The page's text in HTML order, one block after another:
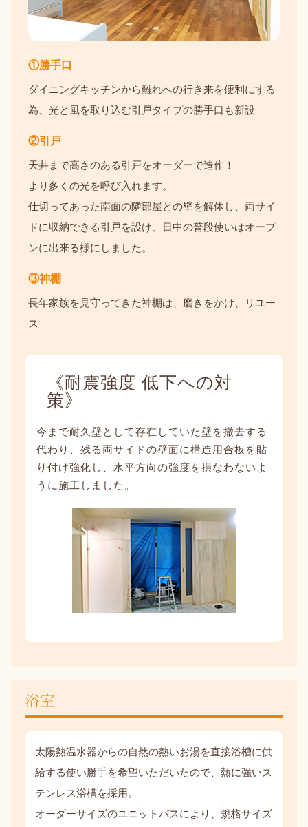
①勝手口
ダイニングキッチンから離れへの行き来を便利にする
為、光と風を取り込む引戸タイプの勝手口も新設
②引戸
天井まで高さのある引戸をオーダーで造作！
より多くの光を呼び入れます。
仕切ってあった南面の隣部屋との壁を解体し、両サイ
ドに収納できる引戸を設け、日中の普段使いはオープ
ンに出来る様にしました。
③神棚
長年家族を見守ってきた神棚は、磨きをかけ、リユー
ス
《耐震強度 低下への対
策》
今まで耐久壁として存在していた壁を撤去する
代わり、残る両サイドの壁面に構造用合板を貼
り付け強化し、水平方向の強度を損なわないよ
うに施工しました。
浴室
太陽熱温水器からの自然の熱いお湯を直接浴槽に供
給する使い勝手を希望いただいたので、熱に強いス
テンレス浴槽を採用。
オーダーサイズのユニットバスにより、規格サイズ